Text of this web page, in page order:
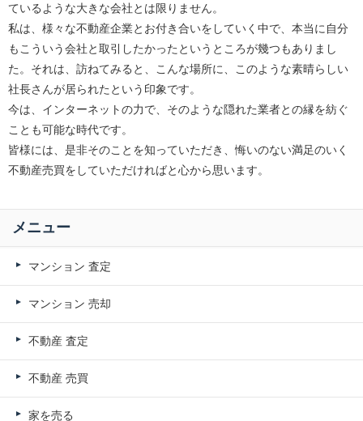
ているような大きな会社とは限りません。
私は、様々な不動産企業とお付き合いをしていく中で、本当に自分
もこういう会社と取引したかったというところが幾つもありまし
た。それは、訪ねてみると、こんな場所に、このような素晴らしい
社長さんが居られたという印象です。
今は、インターネットの力で、そのような隠れた業者との縁を紡ぐ
ことも可能な時代です。
皆様には、是非そのことを知っていただき、悔いのない満足のいく
不動産売買をしていただければと心から思います。
メニュー
マンション 査定
マンション 売却
不動産 査定
不動産 売買
家を売る